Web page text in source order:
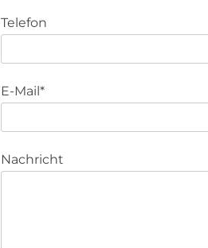
Telefon
E-Mail*
Nachricht